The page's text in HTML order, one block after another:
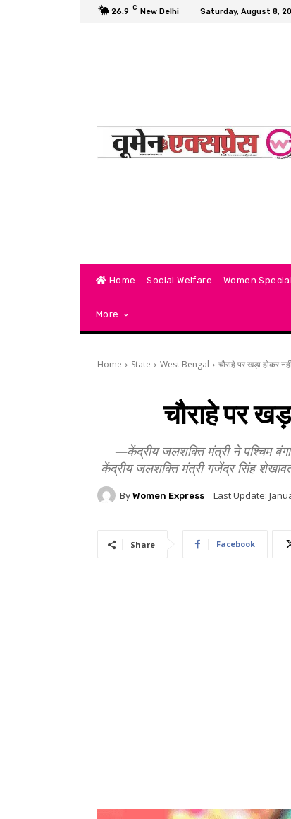
26.9 C New Delhi Saturday, August 8,
Home Social Welfare Women Special
More
Home State West Bengal चौराहे पर खड़ा होकर
चौराहे पर
—केंद्रीय जलशक्ति मंत्री ने पश्चिम
केंद्रीय जलशक्ति मंत्री गजेंद्र सिंह शेखावत
By Women Express Last Update:
Share Facebook